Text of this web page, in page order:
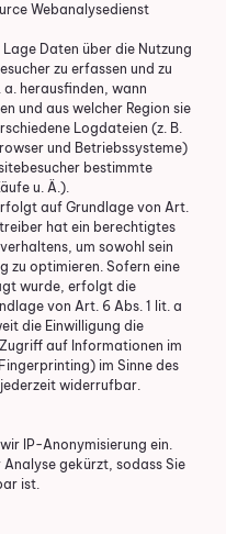
Webanalysedienst
Daten über die Nutzung
zu erfassen und zu
herausfinden, wann
und aus welcher Region sie
Logdateien (z. B.
und Betriebssysteme)
bestimmte
u. Ä.).
auf Grundlage von Art.
hat ein berechtigtes
um sowohl sein
zu optimieren. Sofern eine
wurde, erfolgt die
von Art. 6 Abs. 1 lit. a
die Einwilligung die
auf Informationen im
im Sinne des
widerrufbar.
IP-Anonymisierung ein.
gekürzt, sodass Sie
ist.